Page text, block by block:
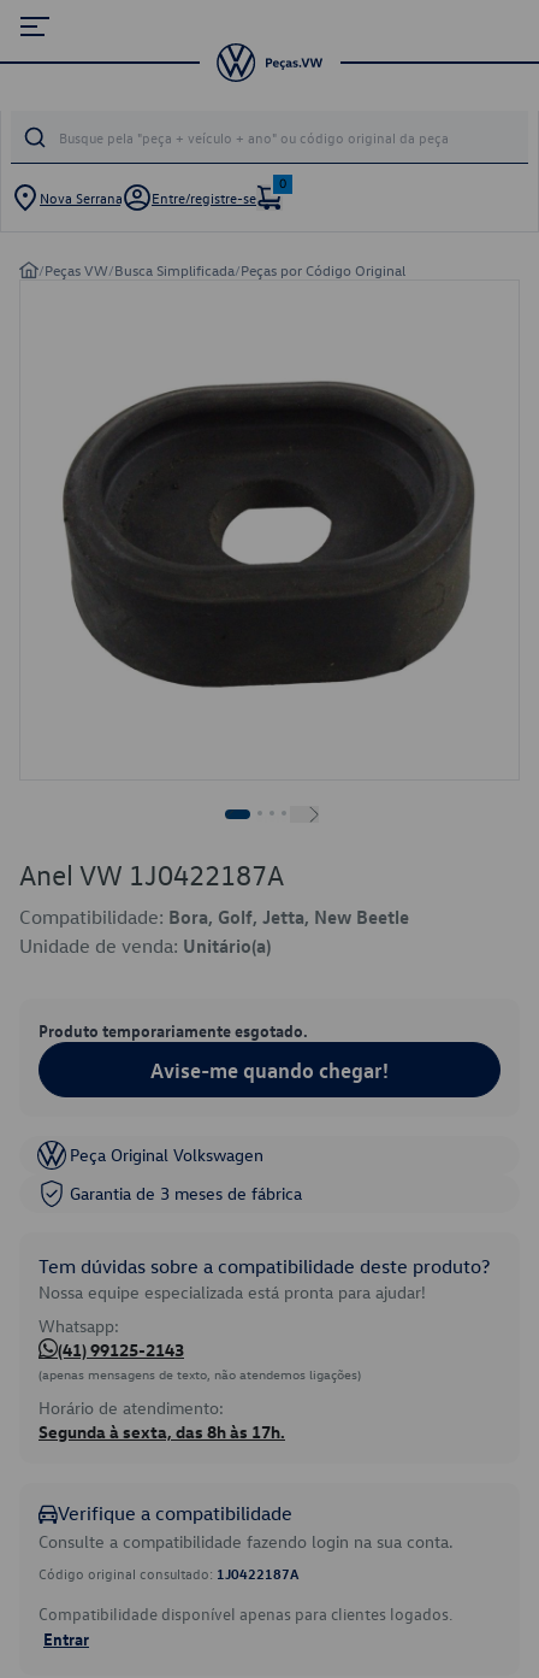
Nova Serrana Entre/registre-se
0
/Peças VW/Busca Simplificada/Peças por Código Original
Anel VW 1J0422187A
Compatibilidade: Bora, Golf, Jetta, New Beetle
Unidade de venda: Unitário(a)
Produto temporariamente esgotado.
Avise-me quando chegar!
Peça Original Volkswagen
Garantia de 3 meses de fábrica
Tem dúvidas sobre a compatibilidade deste produto?
Nossa equipe especializada está pronta para ajudar!
Whatsapp:
(41) 99125-2143
(apenas mensagens de texto, não atendemos ligações)
Horário de atendimento:
Segunda à sexta, das 8h às 17h.
Verifique a compatibilidade
Consulte a compatibilidade fazendo login na sua conta.
Código original consultado: 1J0422187A
Compatibilidade disponível apenas para clientes logados.
Entrar